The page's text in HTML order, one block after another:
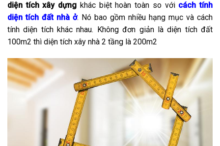
diện tích xây dựng khác biệt hoàn toàn so vớicách tính
diện tích đất nhà ở. Nó bao gồm nhiều hạng mục và cách
tính diện tích khác nhau. Không đơn giản là diện tích đất
100m2 thì diện tích xây nhà 2 tầng là 200m2